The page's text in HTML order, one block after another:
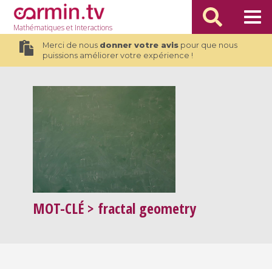
Mathématiqueset Interactions
Merci de nous donner votre avispour que nous
puissions améliorer votre expérience !
MOT-CLÉ > fractal geometry